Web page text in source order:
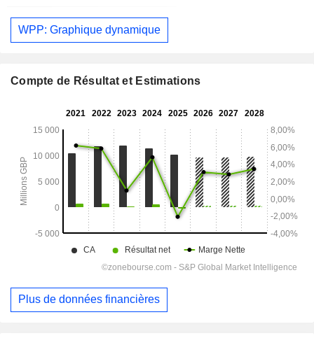
WPP: Graphique dynamique
Compte de Résultat et Estimations
Plus de données financières